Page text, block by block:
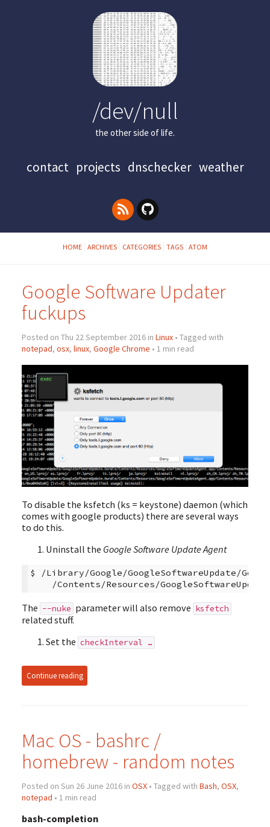
/dev/null
the other side of life.
contact projects dnschecker weather
HOME ARCHIVES CATEGORIES TAGS ATOM
Google Software Updater
fuckups
Posted on Thu 22 September 2016 in Linux• Tagged with
notepad, osx, linux, Google Chrome • 1 min read
To disable the ksfetch (ks = keystone) daemon (which
comes with google products) there are several ways
to do this.
Uninstall the Google Software Update Agent
$
/Library/Google/GoogleSoftwareUpdate/
/Contents/Resources/
The --nuke parameter will also remove ksfetch
related stuff.
Set the checkInterval …
Continue reading
Mac OS - bashrc /
homebrew - random notes
Posted on Sun 26 June 2016 in OSX• Tagged with Bash, OSX,
notepad • 1 min read
bash-completion